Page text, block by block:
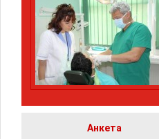
Анкета